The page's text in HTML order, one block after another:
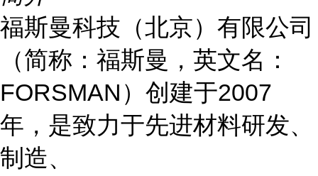
福斯曼科技（北京）有限公司
（简称：福斯曼，英文名：
FORSMAN）创建于2007
年，是致力于先进材料研发、
制造、